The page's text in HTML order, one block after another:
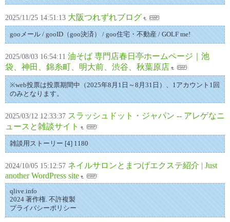
2025/11/25 14:51:13 大阪つれずれブログ
gooメール / gooID（goo決済） / goo住宅・不動産 / GOLF me!
2025/08/03 16:54:11 油そば 専門店春日亭ホームページ｜池
袋、神田、錦糸町、明大前、渋谷、秋葉原店
※web投票は投票期間中（2025年8月1日～8月31日）、1アカウント1回
のみとなります。
2025/03/12 12:33:37 スラッシュドット・ジャパン -- アレゲなニ
ュースと雑談サイト
雑談用ストーリー [4] 1180
2024/10/05 15:12:57 ネイルサロンとまつげエクステ紹介 | Just
another WordPress site
qlive.info
2024 著作権. 不許複製
プライバシーポリシー